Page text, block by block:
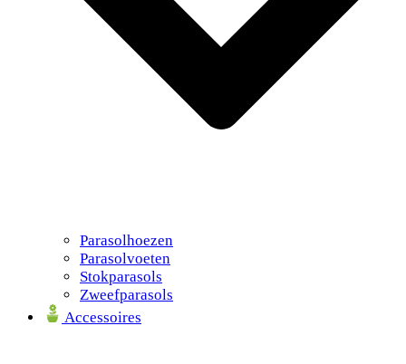
Parasolhoezen
Parasolvoeten
Stokparasols
Zweefparasols
Accessoires